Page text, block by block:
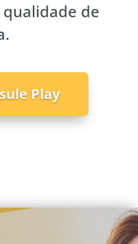
de
Play